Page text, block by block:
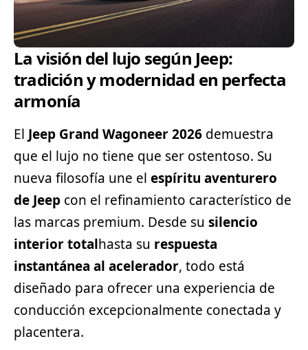
La visión del lujo según Jeep:
tradición y modernidad en perfecta
armonía
El Jeep Grand Wagoneer 2026 demuestra
que el lujo no tiene que ser ostentoso. Su
nueva filosofía une el espíritu aventurero
de Jeep con el refinamiento característico de
las marcas premium. Desde su silencio
interior totalhasta su respuesta
instantánea al acelerador, todo está
diseñado para ofrecer una experiencia de
conducción excepcionalmente conectada y
placentera.